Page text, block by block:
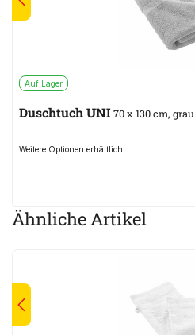
Auf Lager
Duschtuch UNI70 x 130 cm, grau
Weitere Optionen erhältlich
Ähnliche Artikel